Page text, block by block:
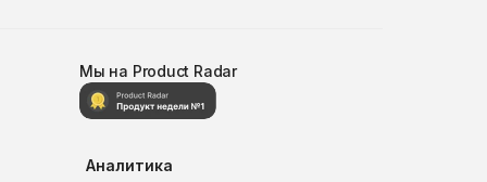
Мы на Product Radar
Аналитика